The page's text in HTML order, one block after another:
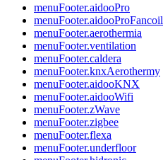
menuFooter.aidooPro
menuFooter.aidooProFancoil
menuFooter.aerothermia
menuFooter.ventilation
menuFooter.caldera
menuFooter.knxAerothermy
menuFooter.aidooKNX
menuFooter.aidooWifi
menuFooter.zWave
menuFooter.zigbee
menuFooter.flexa
menuFooter.underfloor